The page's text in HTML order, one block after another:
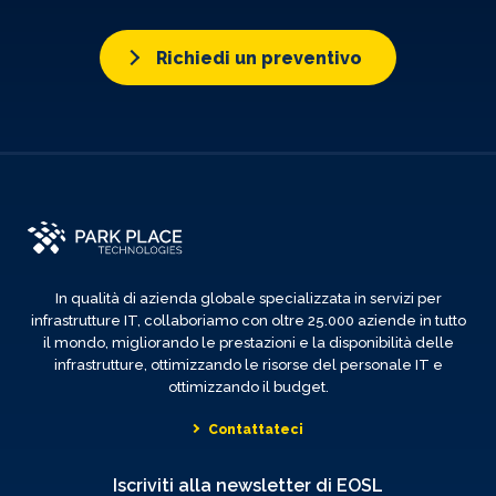
Richiedi un preventivo
In qualità di azienda globale specializzata in servizi per
infrastrutture IT, collaboriamo con oltre 25.000 aziende in tutto
il mondo, migliorando le prestazioni e la disponibilità delle
infrastrutture, ottimizzando le risorse del personale IT e
ottimizzando il budget.
Contattateci
Iscriviti alla newsletter di EOSL